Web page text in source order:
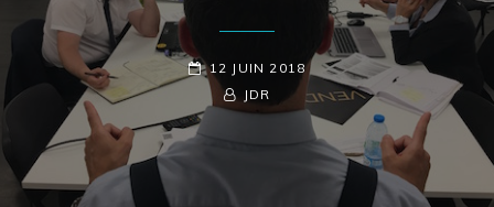
POSTED-
ON
12 JUIN 2018
BY
BYLINE
JDR